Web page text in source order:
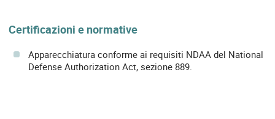
Certificazioni e normative
Apparecchiatura conforme ai requisiti NDAA del National
Defense Authorization Act, sezione 889.